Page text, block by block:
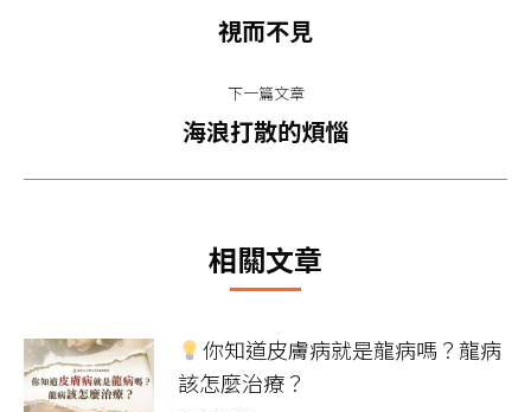
上
篇
文
視而不見
下一篇文章
下
章：
海浪打散的煩惱
相關文章
你知道皮膚病就是龍病嗎？龍病
該怎麼治療？